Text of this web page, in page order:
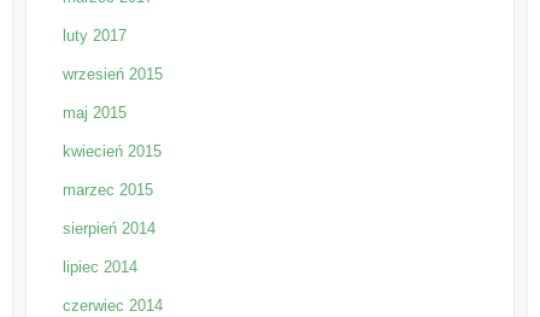
luty 2017
wrzesień 2015
maj 2015
kwiecień 2015
marzec 2015
sierpień 2014
lipiec 2014
czerwiec 2014